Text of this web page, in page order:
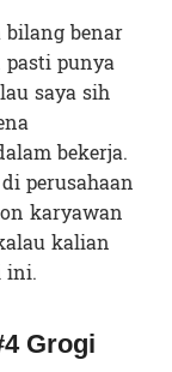
benar
pasti punya
saya sih
bekerja.
perusahaan
karyawan
kalian
ini.
Grogi